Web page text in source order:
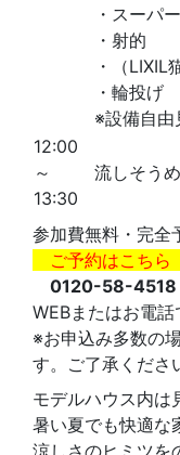
・スーパ
・射的
・（LIXIL
・輪投げ
※設備自由
12:00
～
13:30
流しそう
参加費無料・完全
ご予約はこちら
0120-58-4518
WEBまたはお電
※お申込み多数の
す。ご了承くださ
モデルハウス内は
暑い夏でも快適な
涼しさのヒミツを